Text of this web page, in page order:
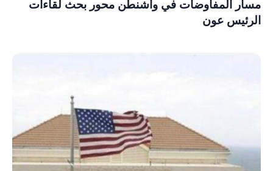
مسار المفاوضات في واشنطن محور بحث لقاءات
الرئيس عون